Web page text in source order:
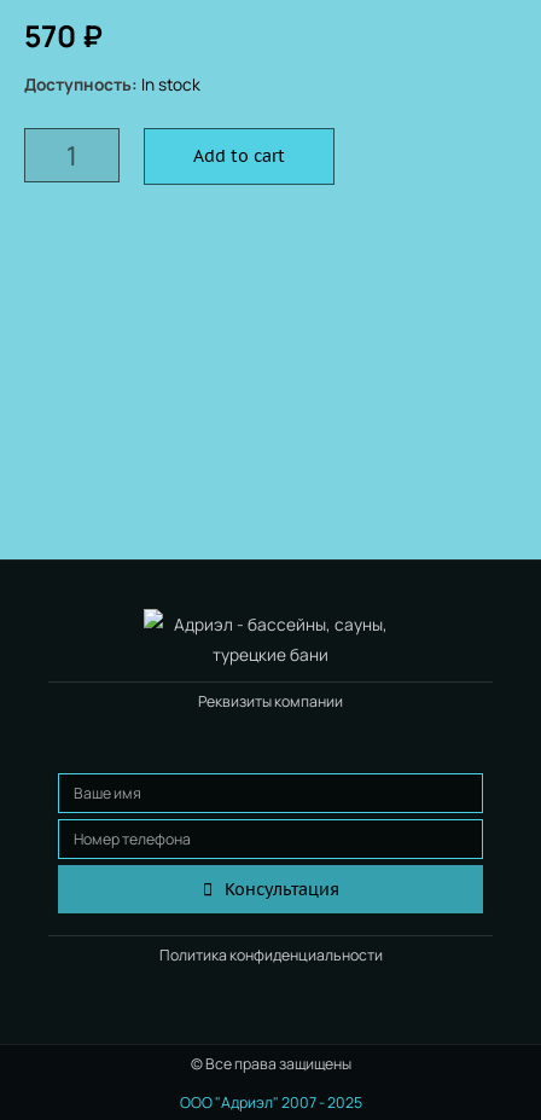
570 ₽
Доступность: In stock
Add to cart
Реквизиты компании
Консультация
Политика конфиденциальности
© Все права защищены
ООО "Адриэл" 2007 - 2025